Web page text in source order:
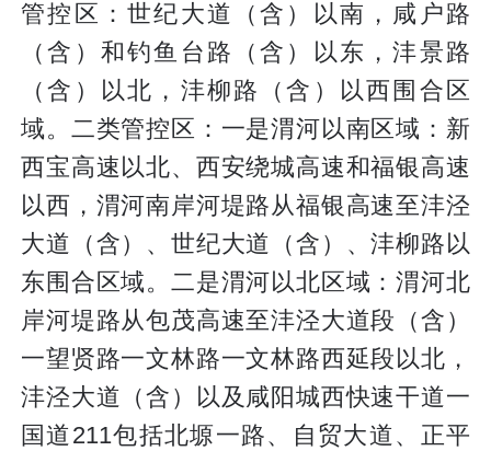
管控区：世纪大道（含）以南，咸户路
（含）和钓鱼台路（含）以东，沣景路
（含）以北，沣柳路（含）以西围合区
域。二类管控区：一是渭河以南区域：新
西宝高速以北、西安绕城高速和福银高速
以西，渭河南岸河堤路从福银高速至沣泾
大道（含）、世纪大道（含）、沣柳路以
东围合区域。二是渭河以北区域：渭河北
岸河堤路从包茂高速至沣泾大道段（含）
一望贤路一文林路一文林路西延段以北，
沣泾大道（含）以及咸阳城西快速干道一
国道211包括北塬一路、自贸大道、正平